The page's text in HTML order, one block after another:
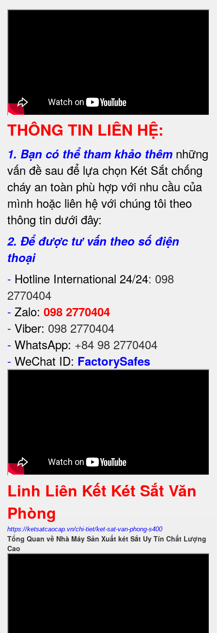
THÔNG TIN LIÊN HỆ:
1. Bạn có thể tham khảo thêm những
vấn đề sau để lựa chọn Két Sắt chống
cháy an toàn phù hợp với nhu cầu của
mình hoặc liên hệ với chúng tôi theo
thông tin dưới đây:
2. Để được tư vấn theo số điện
thoại
- Hotline International 24/24: 098
2770404
- Zalo: 098 2770404
- Viber: 098 2770404
- WhatsApp: +84 98 2770404
- WeChat ID: FactorySafes
Linh Liên Kết Két Sắt Văn
Phòng
https://ketsatcaocap.vn/chi-tiet/ket-sat-van-phong-s400
Tổng Quan về Nhà Máy Sản Xuất két Sắt Uy Tín Chất Lượng
Cao